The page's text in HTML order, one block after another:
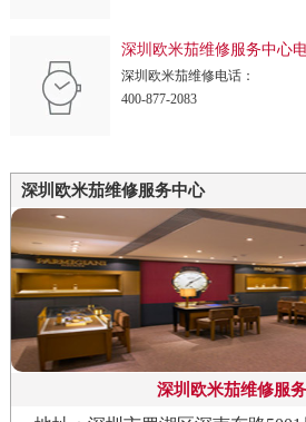
深圳欧米茄维修服务中心
深圳欧米茄维修电话：
400-877-2083
深圳欧米茄维修服务中心
深圳欧米茄维修服